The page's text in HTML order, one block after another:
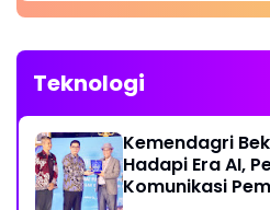
Teknologi
Kemendagri
Hadapi Era AI,
Komunikasi